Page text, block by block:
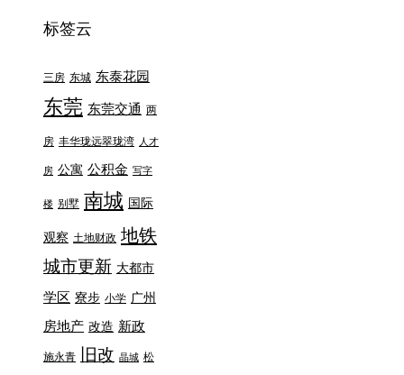
标签云
三房 东城 东泰花园
东莞 东莞交通 两
房 丰华珑远翠珑湾 人才
房 公寓 公积金 写字
楼 别墅 南城 国际
观察 土地财政 地铁
城市更新 大都市
学区 寮步 小学 广州
房地产 改造 新政
施永青 旧改 晶城 松